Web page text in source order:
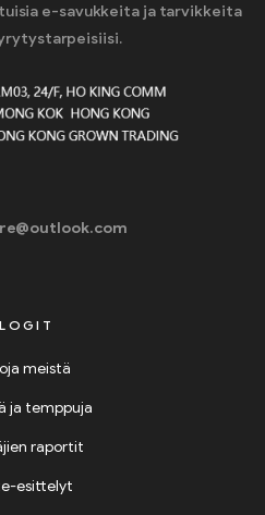
e-savukkeita ja tarvikkeita
meistä
ja temppuja
raportit
esittelyt